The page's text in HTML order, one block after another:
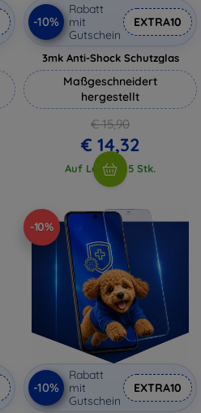
-10%
Rabatt
mit
Gutschein
EXTRA10
3mk Anti-Shock Schutzglas
Maßgeschneidert
hergestellt
€ 15,90
€ 14,32
Auf Lager > 5 Stk.
-10%
-10%
Rabatt
mit
Gutschein
EXTRA10